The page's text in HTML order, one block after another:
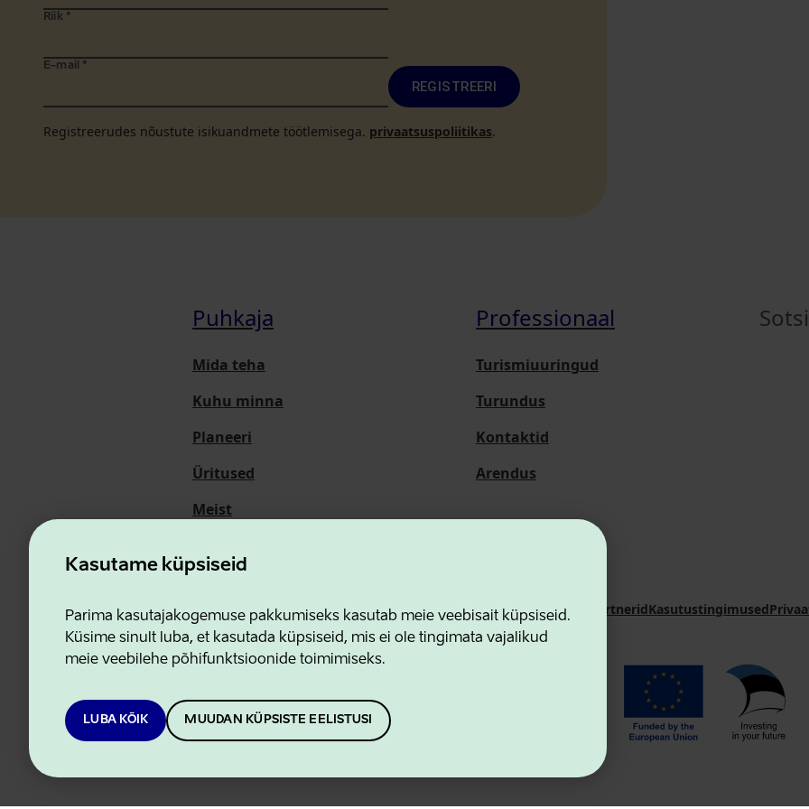
Kasutame küpsiseid
Parima kasutajakogemuse pakkumiseks kasutab meie veebisait küpsiseid.
Küsime sinult luba, et kasutada küpsiseid, mis ei ole tingimata vajalikud
meie veebilehe põhifunktsioonide toimimiseks.
LUBA KÕIK MUUDAN KÜPSISTE EELISTUSI
Riik *
E-mail *
REGISTREERI
Registreerudes nõustute isikuandmete töötlemisega. privaatsuspoliitikas.
Puhkaja
Mida teha
Kuhu minna
Planeeri
Üritused
Meist
Professionaal
Turismiuuringud
Turundus
Kontaktid
Arendus
Ettevõtluse ja Innovatsiooni SihtasutusKontaktidKoostööpartneridKasutustingimused